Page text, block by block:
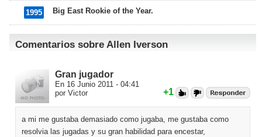
1995 Big East Rookie of the Year.
Comentarios sobre Allen Iverson
Gran jugador
En 16 Junio 2011 - 04:41
por Victor
+1
a mi me gustaba demasiado como jugaba, me gustaba como
resolvia las jugadas y su gran habilidad para encestar,